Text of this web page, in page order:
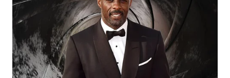
INDRAMAYU
WN
KUNINGAN